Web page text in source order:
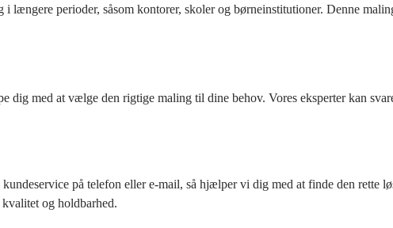
længere perioder, såsom kontorer, skoler og børneinstitutioner. Denne
med at vælge den rigtige maling til dine behov. Vores eksperter kan
på telefon eller e-mail, så hjælper vi dig med at finde den rette
og holdbarhed.